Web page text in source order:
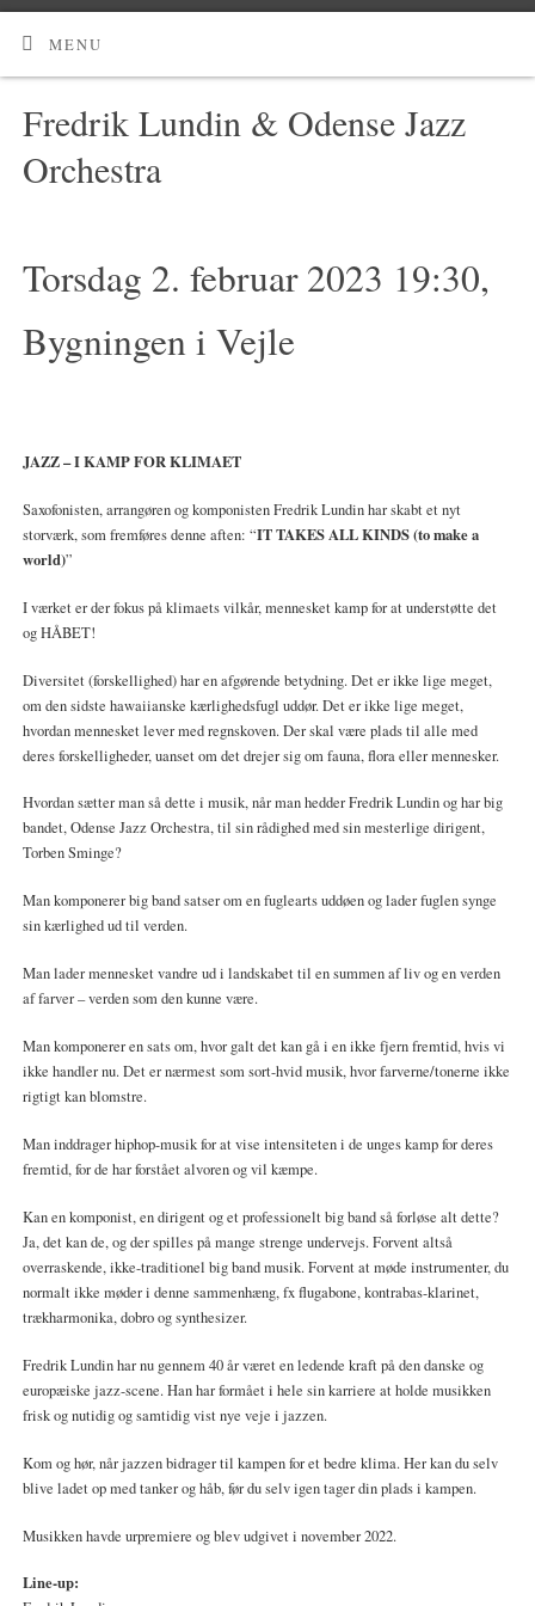
MENU
Fredrik Lundin & Odense Jazz
Orchestra
Torsdag 2. februar 2023 19:30,
Bygningen i Vejle
JAZZ – I KAMP FOR KLIMAET
Saxofonisten, arrangøren og komponisten Fredrik Lundin har skabt et nyt
storværk, som fremføres denne aften: “IT TAKES ALL KINDS (to make a
world)”
I værket er der fokus på klimaets vilkår, mennesket kamp for at understøtte det
og HÅBET!
Diversitet (forskellighed) har en afgørende betydning. Det er ikke lige meget,
om den sidste hawaiianske kærlighedsfugl uddør. Det er ikke lige meget,
hvordan mennesket lever med regnskoven. Der skal være plads til alle med
deres forskelligheder, uanset om det drejer sig om fauna, flora eller mennesker.
Hvordan sætter man så dette i musik, når man hedder Fredrik Lundin og har big
bandet, Odense Jazz Orchestra, til sin rådighed med sin mesterlige dirigent,
Torben Sminge?
Man komponerer big band satser om en fuglearts uddøen og lader fuglen synge
sin kærlighed ud til verden.
Man lader mennesket vandre ud i landskabet til en summen af liv og en verden
af farver – verden som den kunne være.
Man komponerer en sats om, hvor galt det kan gå i en ikke fjern fremtid, hvis vi
ikke handler nu. Det er nærmest som sort-hvid musik, hvor farverne/tonerne ikke
rigtigt kan blomstre.
Man inddrager hiphop-musik for at vise intensiteten i de unges kamp for deres
fremtid, for de har forstået alvoren og vil kæmpe.
Kan en komponist, en dirigent og et professionelt big band så forløse alt dette?
Ja, det kan de, og der spilles på mange strenge undervejs. Forvent altså
overraskende, ikke-traditionel big band musik. Forvent at møde instrumenter, du
normalt ikke møder i denne sammenhæng, fx flugabone, kontrabas-klarinet,
trækharmonika, dobro og synthesizer.
Fredrik Lundin har nu gennem 40 år været en ledende kraft på den danske og
europæiske jazz-scene. Han har formået i hele sin karriere at holde musikken
frisk og nutidig og samtidig vist nye veje i jazzen.
Kom og hør, når jazzen bidrager til kampen for et bedre klima. Her kan du selv
blive ladet op med tanker og håb, før du selv igen tager din plads i kampen.
Musikken havde urpremiere og blev udgivet i november 2022.
Line-up: